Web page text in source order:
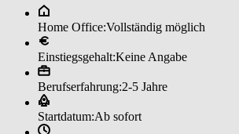
Home Office:Vollständig möglich
Einstiegsgehalt:Keine Angabe
Berufserfahrung:2-5 Jahre
Startdatum:Ab sofort